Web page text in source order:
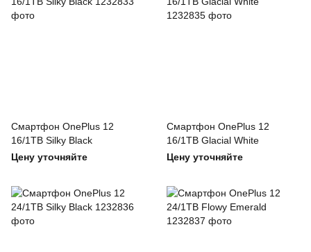
Смартфон OnePlus 12
16/1TB Silky Black
Цену уточняйте
Смартфон OnePlus 12
16/1TB Glacial White
Цену уточняйте